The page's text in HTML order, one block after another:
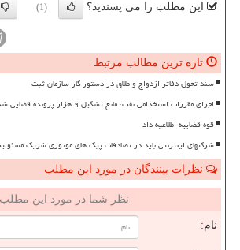
این مطلب را می پسندید؟ (1)
تازه ترین مطالب مرتبط
سند تحول دفاتر ازدواج و طلاق در دستور کار سازمان ثبت
اجرای مقررات استخدامی نفت، مانع تشکیل ۹ هزار پرونده قضایی شد
قوه قضاییه اطلاعیه داد
شرکتهای اینترنتی باید در تصادفات پیک های موتوری شریک
نظرات بینندگان در مورد این مطلب
نظر شما در مورد این مطلب
نام: